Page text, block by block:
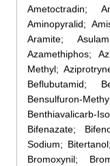
Ametoctradin;
Aminopyralid;
Aramite;
Azamethiphos;
Methyl;
Beflubutamid;
Bensulfuron-
Benthiavalicarb-
Bifenazate;
Sodium;
Bromoxynil;